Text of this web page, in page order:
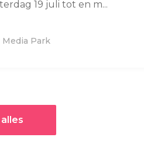
19 juli tot en m...
Media Park